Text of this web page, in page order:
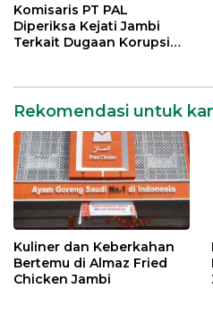
Komisaris PT PAL
Diperiksa Kejati Jambi
Terkait Dugaan Korupsi
Rekomendasi untuk
Kuliner dan Keberkahan
Bertemu di Almaz Fried
Chicken Jambi